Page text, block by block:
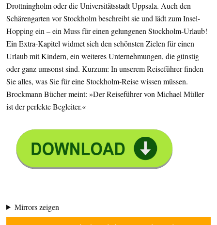
Drottningholm oder die Universitätsstadt Uppsala. Auch den
Schärengarten vor Stockholm beschreibt sie und lädt zum Insel-
Hopping ein – ein Muss für einen gelungenen Stockholm-Urlaub!
Ein Extra-Kapitel widmet sich den schönsten Zielen für einen
Urlaub mit Kindern, ein weiteres Unternehmungen, die günstig
oder ganz umsonst sind. Kurzum: In unserem Reiseführer finden
Sie alles, was Sie für eine Stockholm-Reise wissen müssen.
Brockmann Bücher meint: »Der Reiseführer von Michael Müller
ist der perfekte Begleiter.«
Mirrors zeigen